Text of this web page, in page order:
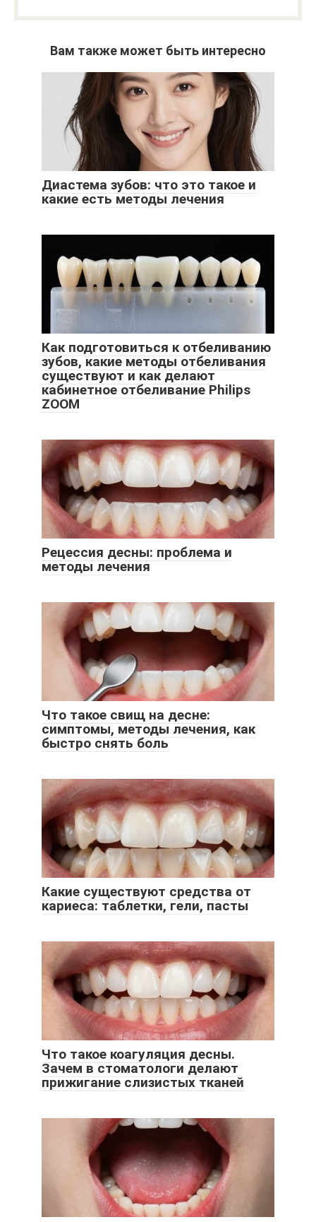
Вам также может быть интересно
Диастема зубов: что это такое и
какие есть методы лечения
Как подготовиться к отбеливанию
зубов, какие методы отбеливания
существуют и как делают
кабинетное отбеливание Philips
ZOOM
Рецессия десны: проблема и
методы лечения
Что такое свищ на десне:
симптомы, методы лечения, как
быстро снять боль
Какие существуют средства от
кариеса: таблетки, гели, пасты
Что такое коагуляция десны.
Зачем в стоматологи делают
прижигание слизистых тканей